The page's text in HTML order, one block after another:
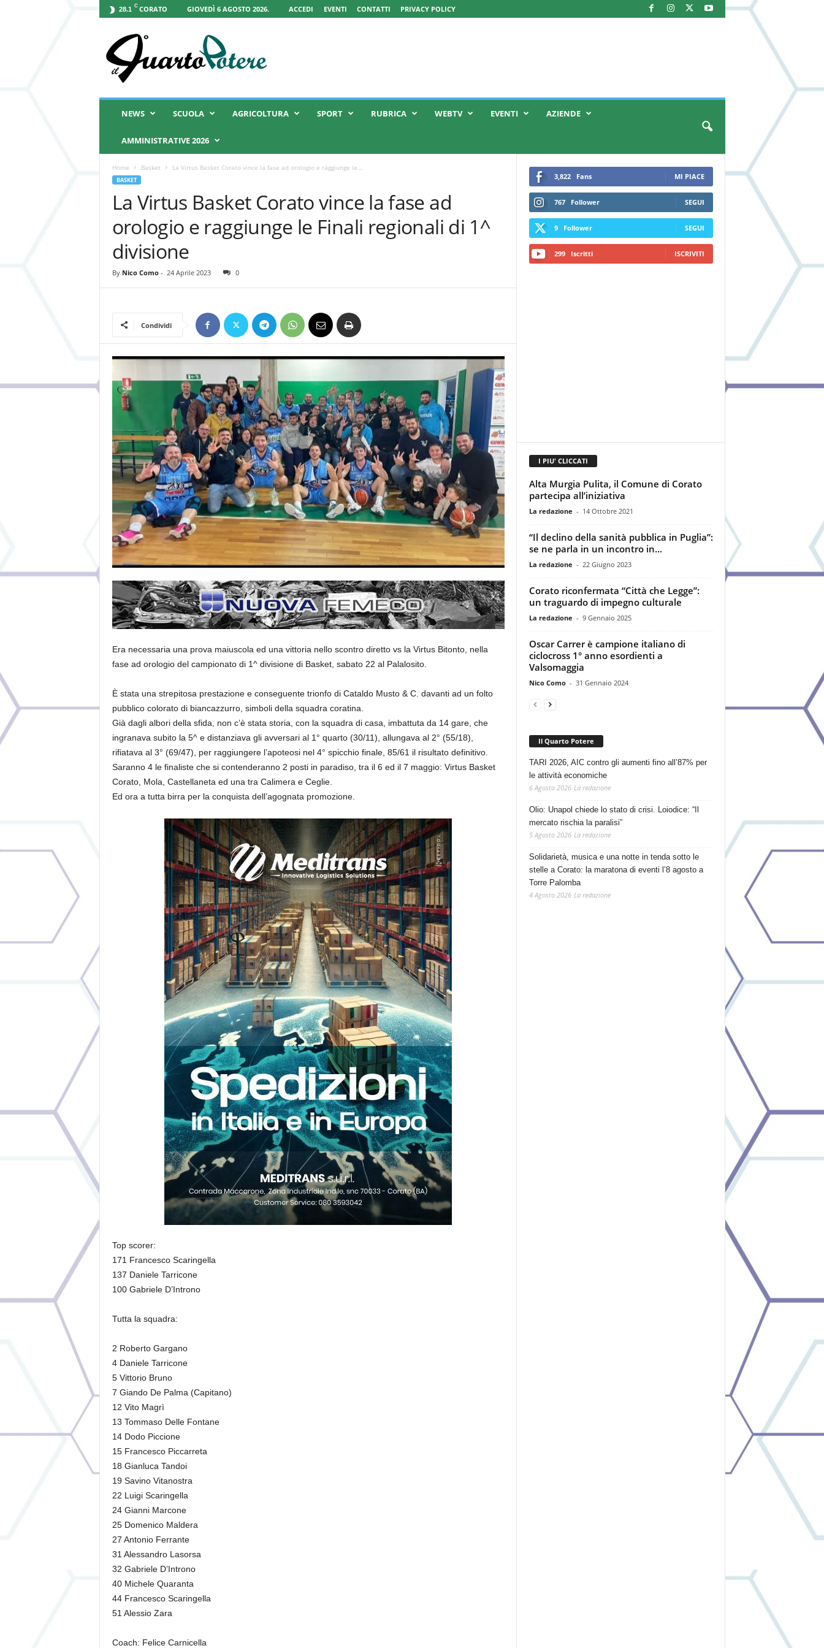
28.1 C CORATO GIOVEDÌ 6 AGOSTO 2026. ACCEDI EVENTI CONTATTI PRIVACY POLICY
Q
NEWS SCUOLA AGRICOLTURA SPORT RUBRICA WEBTV EVENTI AZIENDE
AMMINISTRATIVE 2026
Home Basket La Virtus Basket Corato vince la fase ad orologio e raggiunge le...
BASKET
La Virtus Basket Corato vince la fase ad
orologio e raggiunge le Finali regionali di 1^
divisione
By Nico Como- 24 Aprile 2023 0
Condividi
Era necessaria una prova maiuscola ed una vittoria nello scontro diretto vs la Virtus Bitonto, nella
fase ad orologio del campionato di 1^ divisione di Basket, sabato 22 al Palalosito.
È stata una strepitosa prestazione e conseguente trionfo di Cataldo Musto & C. davanti ad un folto
pubblico colorato di biancazzurro, simboli della squadra coratina.
Già dagli albori della sfida, non c’è stata storia, con la squadra di casa, imbattuta da 14 gare, che
ingranava subito la 5^ e distanziava gli avversari al 1° quarto (30/11), allungava al 2° (55/18),
rifiatava al 3° (69/47), per raggiungere l’apoteosi nel 4° spicchio finale, 85/61 il risultato definitivo.
Saranno 4 le finaliste che si contenderanno 2 posti in paradiso, tra il 6 ed il 7 maggio: Virtus Basket
Corato, Mola, Castellaneta ed una tra Calimera e Ceglie.
Ed ora a tutta birra per la conquista dell’agognata promozione.
Top scorer:
171 Francesco Scaringella
137 Daniele Tarricone
100 Gabriele D’Introno
Tutta la squadra:
2 Roberto Gargano
4 Daniele Tarricone
5 Vittorio Bruno
7 Giando De Palma (Capitano)
12 Vito Magrì
13 Tommaso Delle Fontane
14 Dodo Piccione
15 Francesco Piccarreta
18 Gianluca Tandoi
19 Savino Vitanostra
22 Luigi Scaringella
24 Gianni Marcone
25 Domenico Maldera
27 Antonio Ferrante
31 Alessandro Lasorsa
32 Gabriele D’Introno
40 Michele Quaranta
44 Francesco Scaringella
51 Alessio Zara
Coach: Felice Carnicella
3,822 Fans MI PIACE
767 Follower SEGUI
9 Follower SEGUI
299 Iscritti ISCRIVITI
I PIU' CLICCATI
Alta Murgia Pulita, il Comune di Corato
partecipa all’iniziativa
La redazione - 14 Ottobre 2021
“Il declino della sanità pubblica in Puglia”:
se ne parla in un incontro in...
La redazione - 22 Giugno 2023
Corato riconfermata “Città che Legge”:
un traguardo di impegno culturale
La redazione - 9 Gennaio 2025
Oscar Carrer è campione italiano di
ciclocross 1° anno esordienti a
Valsomaggia
Nico Como - 31 Gennaio 2024
Il Quarto Potere
TARI 2026, AIC contro gli aumenti fino all’87% per
le attività economiche
6 Agosto 2026 La redazione
Olio: Unapol chiede lo stato di crisi. Loiodice: “Il
mercato rischia la paralisi”
5 Agosto 2026 La redazione
Solidarietà, musica e una notte in tenda sotto le
stelle a Corato: la maratona di eventi l’8 agosto a
Torre Palomba
4 Agosto 2026 La redazione